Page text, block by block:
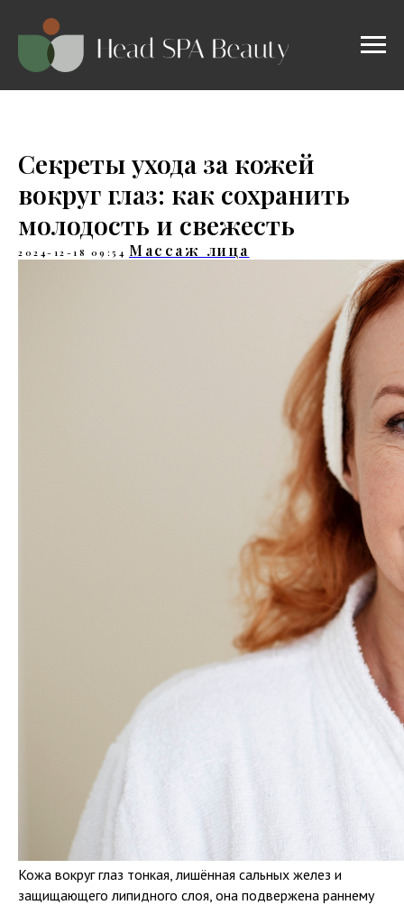
Секреты ухода за кожей
вокруг глаз: как сохранить
молодость и свежесть
2024-12-18 09:54 Массаж лица
Кожа вокруг глаз тонкая, лишённая сальных желез и
защищающего липидного слоя, она подвержена раннему